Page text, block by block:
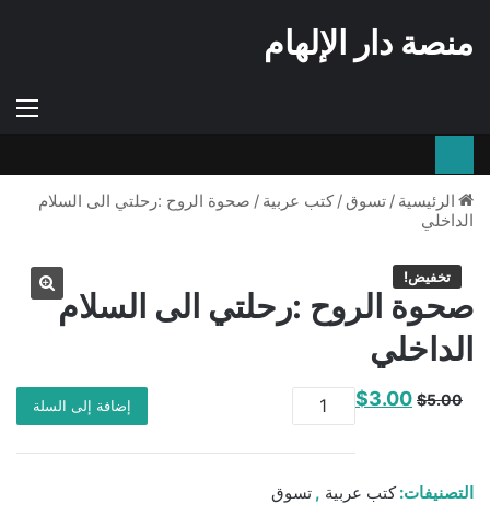
الوضع
إستعراض
التسوق
منصة دار الإلهام
الرئيسية / تسوق/ كتب عربية / صحوة الروح :رحلتي الى السلام
الداخلي
تخفيض!
صحوة الروح :رحلتي الى السلام
الداخلي
$5.00
السعر$3.00 السعر
الحالي
كمية
صحوة
:رحلتي
السلام
إضافة إلى السلة
التصنيفات:كتب عربية , تسوق